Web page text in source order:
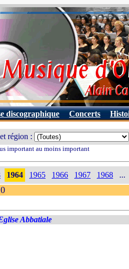
discographique Concerts
et région :
important au moins important
1964 1965 1966 1967 1968 ...
Abbatiale